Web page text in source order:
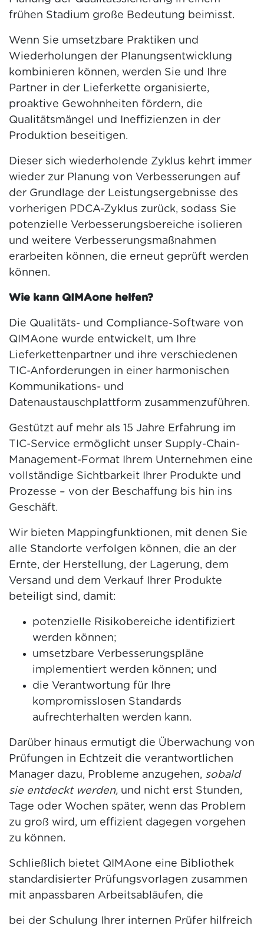
frühen Stadium große Bedeutung beimisst.
Wenn Sie umsetzbare Praktiken und
Wiederholungen der Planungsentwicklung
kombinieren können, werden Sie und Ihre
Partner in der Lieferkette organisierte,
proaktive Gewohnheiten fördern, die
Qualitätsmängel und Ineffizienzen in der
Produktion beseitigen.
Dieser sich wiederholende Zyklus kehrt immer
wieder zur Planung von Verbesserungen auf
der Grundlage der Leistungsergebnisse des
vorherigen PDCA-Zyklus zurück, sodass Sie
potenzielle Verbesserungsbereiche isolieren
und weitere Verbesserungsmaßnahmen
erarbeiten können, die erneut geprüft werden
können.
Wie kann QIMAone helfen?
Die Qualitäts- und Compliance-Software von
QIMAone wurde entwickelt, um Ihre
Lieferkettenpartner und ihre verschiedenen
TIC-Anforderungen in einer harmonischen
Kommunikations- und
Datenaustauschplattform zusammenzuführen.
Gestützt auf mehr als 15 Jahre Erfahrung im
TIC-Service ermöglicht unser Supply-Chain-
Management-Format Ihrem Unternehmen eine
vollständige Sichtbarkeit Ihrer Produkte und
Prozesse – von der Beschaffung bis hin ins
Geschäft.
Wir bieten Mappingfunktionen, mit denen Sie
alle Standorte verfolgen können, die an der
Ernte, der Herstellung, der Lagerung, dem
Versand und dem Verkauf Ihrer Produkte
beteiligt sind, damit:
potenzielle Risikobereiche identifiziert
werden können;
umsetzbare Verbesserungspläne
implementiert werden können; und
die Verantwortung für Ihre
kompromisslosen Standards
aufrechterhalten werden kann.
Darüber hinaus ermutigt die Überwachung von
Prüfungen in Echtzeit die verantwortlichen
Manager dazu, Probleme anzugehen, sobald
sie entdeckt werden, und nicht erst Stunden,
Tage oder Wochen später, wenn das Problem
zu groß wird, um effizient dagegen vorgehen
zu können.
Schließlich bietet QIMAone eine Bibliothek
standardisierter Prüfungsvorlagen zusammen
mit anpassbaren Arbeitsabläufen, die
bei der Schulung Ihrer internen Prüfer hilfreich